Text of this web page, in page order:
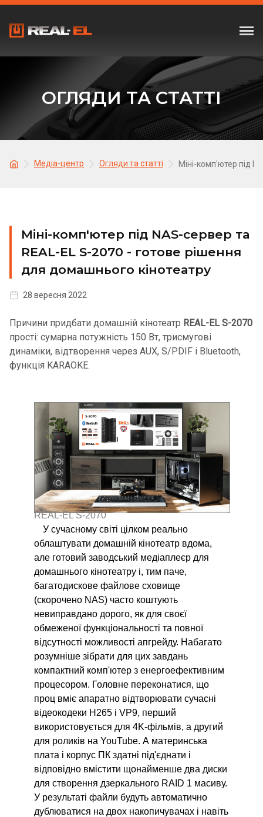
ОГЛЯДИ ТА СТАТТІ
Медіа-центр Огляди та статті Міні-комп'ютер під
Міні-комп'ютер під NAS-сервер та
REAL-EL S-2070 - готове рішення
для домашнього кінотеатру
28 вересня 2022
Причини придбати домашній кінотеатр REAL-EL S-2070
прості: cумарна потужність 150 Вт, трисмугові
динаміки, відтворення через AUX, S/PDIF і Bluetooth,
функція KARAOKE.
REAL-EL S-2070
У сучасному світі цілком реально
облаштувати домашній кінотеатр вдома,
але готовий заводський медіаплеєр для
домашнього кінотеатру і, тим паче,
багатодискове файлове сховище
(скорочено NAS) часто коштують
невиправдано дорого, як для своєї
обмеженої функціональності та повної
відсутності можливості апгрейду. Набагато
розумніше зібрати для цих завдань
компактний комп'ютер з енергоефективним
процесором. Головне переконатися, що
проц вміє апаратно відтворювати сучасні
відеокодеки H265 і VP9, перший
використовується для 4K-фільмів, а другий
для роликів на YouTube. А материнська
плата і корпус ПК здатні під'єднати і
відповідно вмістити щонайменше два диски
для створення дзеркального RAID 1 масиву.
У результаті файли будуть автоматично
дублюватися на двох накопичувачах і навіть